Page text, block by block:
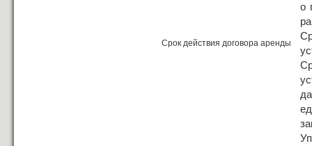
о
Срок действия договора аренды